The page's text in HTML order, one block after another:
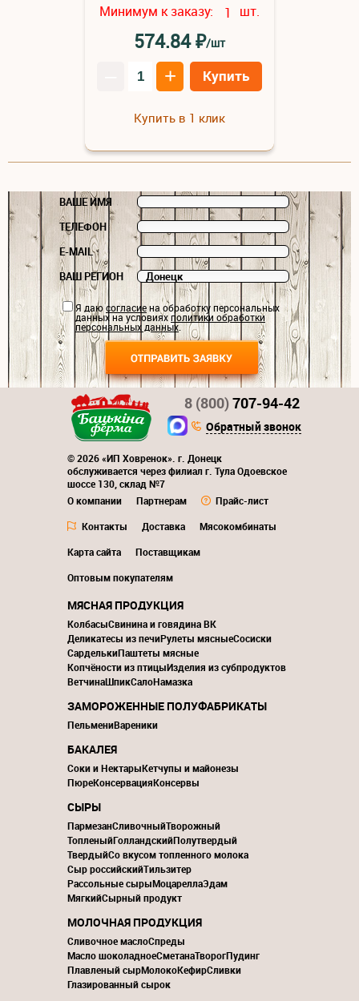
Минимум к заказу: 1 шт.
574.84₽/шт
+ Купить
Купить в 1 клик
ВАШЕ ИМЯ
ТЕЛЕФОН
E-MAIL
ВАШ РЕГИОН
Я даюсогласиена обработку персональных
данных на условияхполитики обработки
персональных данных.
© 2026 «ИП Ховренок». г. Донецк
обслуживается через филиал г. Тула Одоевское
шоссе 130, склад №7
О компании
Партнерам
Прайс-лист
Контакты
Доставка
Мясокомбинаты
Карта сайта
Поставщикам
Оптовым покупателям
8 (800)707-94-42
Обратный звонок
МЯСНАЯ ПРОДУКЦИЯ
КолбасыСвинина и говядина ВК
Деликатесы из печиРулеты мясныеСосиски
СарделькиПаштеты мясные
Копчёности из птицыИзделия из субпродуктов
ВетчинаШпикСалоНамазка
ЗАМОРОЖЕННЫЕ ПОЛУФАБРИКАТЫ
ПельмениВареники
БАКАЛЕЯ
Соки и НектарыКетчупы и майонезы
ПюреКонсервацияКонсервы
СЫРЫ
ПармезанСливочныйТворожный
ТопленыйГолландскийПолутвердый
ТвердыйСо вкусом топленного молока
Сыр российскийТильзитер
Рассольные сырыМоцареллаЭдам
МягкийСырный продукт
МОЛОЧНАЯ ПРОДУКЦИЯ
Сливочное маслоСпреды
Масло шоколадноеСметанаТворогПудинг
Плавленый сырМолокоКефирСливки
Глазированный сырок